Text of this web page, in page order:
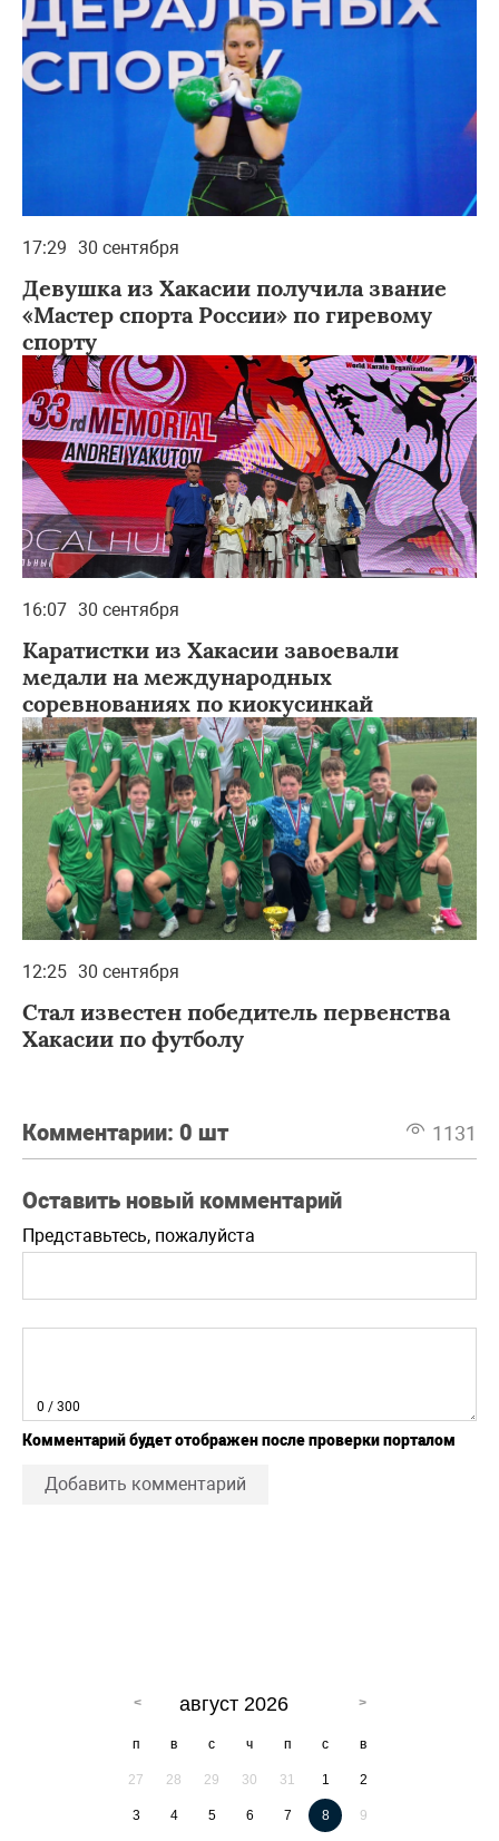
17:29 30 сентября
Девушка из Хакасии получила звание
«Мастер спорта России» по гиревому
спорту
16:07 30 сентября
Каратистки из Хакасии завоевали
медали на международных
соревнованиях по киокусинкай
12:25 30 сентября
Стал известен победитель первенства
Хакасии по футболу
Комментарии: 0 шт 1131
Оставить новый комментарий
Представьтесь, пожалуйста
0 / 300
Комментарий будет отображен после проверки порталом
Добавить комментарий
август 2026
п в с ч п с в
27 28 29 30 31 1 2
3 4 5 6 7 8 9